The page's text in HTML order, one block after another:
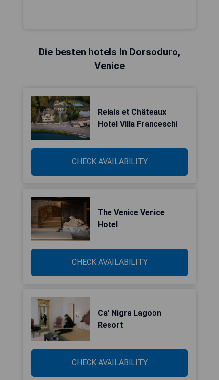
Die besten hotels in Dorsoduro,
Venice
Relais et Châteaux
Hotel Villa Franceschi
CHECK AVAILABILITY
The Venice Venice
Hotel
CHECK AVAILABILITY
Ca' Nigra Lagoon
Resort
CHECK AVAILABILITY